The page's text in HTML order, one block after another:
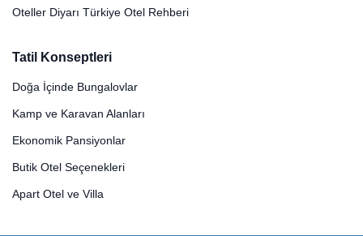
Oteller Diyarı Türkiye Otel Rehberi
Tatil Konseptleri
Doğa İçinde Bungalovlar
Kamp ve Karavan Alanları
Ekonomik Pansiyonlar
Butik Otel Seçenekleri
Apart Otel ve Villa